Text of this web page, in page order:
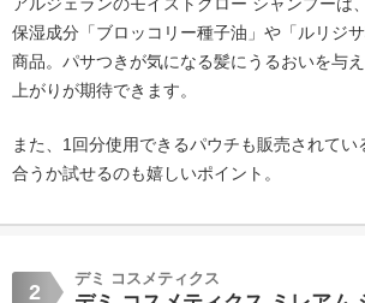
アルジェランのモイストグロー シャンプーは
保湿成分「ブロッコリー種子油」や「ルリジ
商品。パサつきが気になる髪にうるおいを与
上がりが期待できます。
また、1回分使用できるパウチも販売されてい
合うか試せるのも嬉しいポイント。
2
デミ コスメティクス